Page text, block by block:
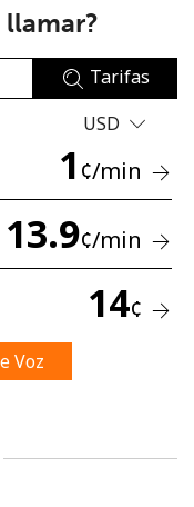
creado una contraseña
mejores
llamar?
Tarifas
USD
1 ¢/min
13.9¢/min
14¢
Voz